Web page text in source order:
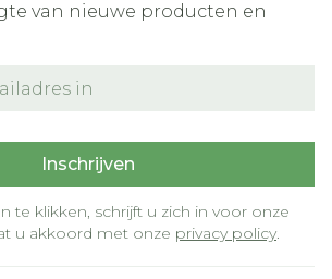
van nieuwe producten en
Inschrijven
te klikken, schrijft u zich in voor onze
u akkoord met onze privacy policy.